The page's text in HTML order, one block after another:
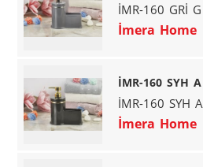
İMR-160 GRİ G
İmera Home
İMR-160 SYH A
İMR-160 SYH A
İmera Home